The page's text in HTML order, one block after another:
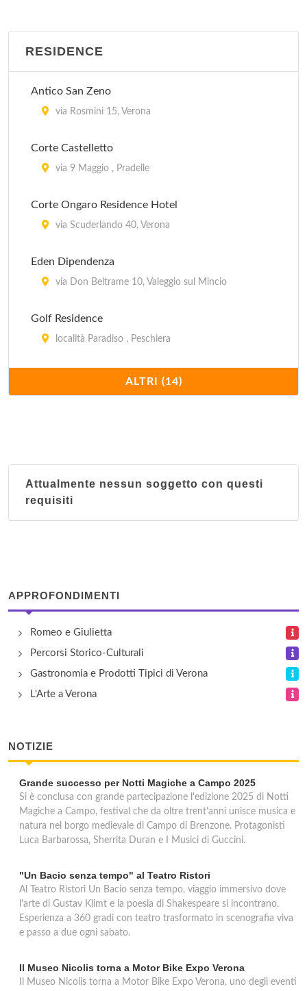
Butterfly
Campagnola
Camposilvano
Veronese , Velo Veronese
RESIDENCE
Antico San Zeno
via Rosmini 15, Verona
Corte Castelletto
via 9 Maggio , Pradelle
Corte Ongaro Residence Hotel
via Scuderlando 40, Verona
Eden Dipendenza
via Don Beltrame 10, Valeggio sul Mincio
Golf Residence
località Paradiso , Peschiera
località Dosso Ferri , Malcesine
Nettuno Residence Hotel
Resort Hotel Le Torri del Garda
Roma
località Val di Sogno , Malcesine
ALTRI (14)
Attualmente nessun soggetto con questi
requisiti
APPROFONDIMENTI
Romeo e Giulietta
Percorsi Storico-Culturali
Gastronomia e Prodotti Tipici di Verona
L'Arte a Verona
NOTIZIE
Grande successo per Notti Magiche a Campo 2025
Si è conclusa con grande partecipazione l'edizione 2025 di Notti
Magiche a Campo, festival che da oltre trent'anni unisce musica e
natura nel borgo medievale di Campo di Brenzone. Protagonisti
Luca Barbarossa, Sherrita Duran e I Musici di Guccini.
"Un Bacio senza tempo" al Teatro Ristori
Al Teatro Ristori Un Bacio senza tempo, viaggio immersivo dove
l'arte di Gustav Klimt e la poesia di Shakespeare si incontrano.
Esperienza a 360 gradi con teatro trasformato in scenografia viva
e passo a due ogni sabato.
Il Museo Nicolis torna a Motor Bike Expo Verona
Il Museo Nicolis torna a Motor Bike Expo Verona, uno degli eventi